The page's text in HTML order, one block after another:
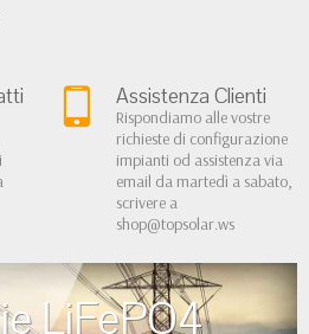
Assistenza Clienti
Rispondiamo alle vostre
richieste di configurazione
impianti od assistenza via
email da martedì a sabato,
scrivere a
shop@topsolar.ws
LiFePO4